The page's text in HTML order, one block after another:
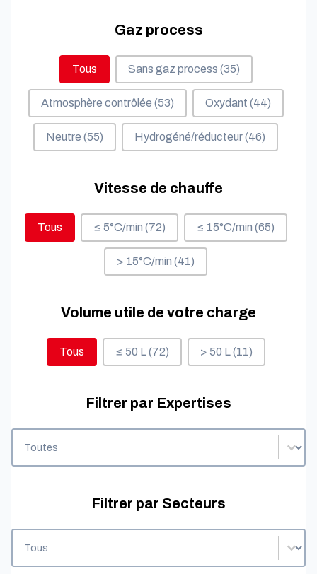
Gaz process
Gaz process
Tous Sans gaz process (35)
Atmosphère contrôlée (53) Oxydant (44)
Neutre (55) Hydrogéné/réducteur(46)
Vitesse de chauffe
Vitesse de chauffe
Tous ≤ 5°C/min (72) ≤ 15°C/min (65)
> 15°C/min (41)
Volume utile de votre charge
Volume utile de votre charge
Tous ≤ 50 L(72) > 50 L(11)
Filtrer par Expertises
Filtrer par Secteurs